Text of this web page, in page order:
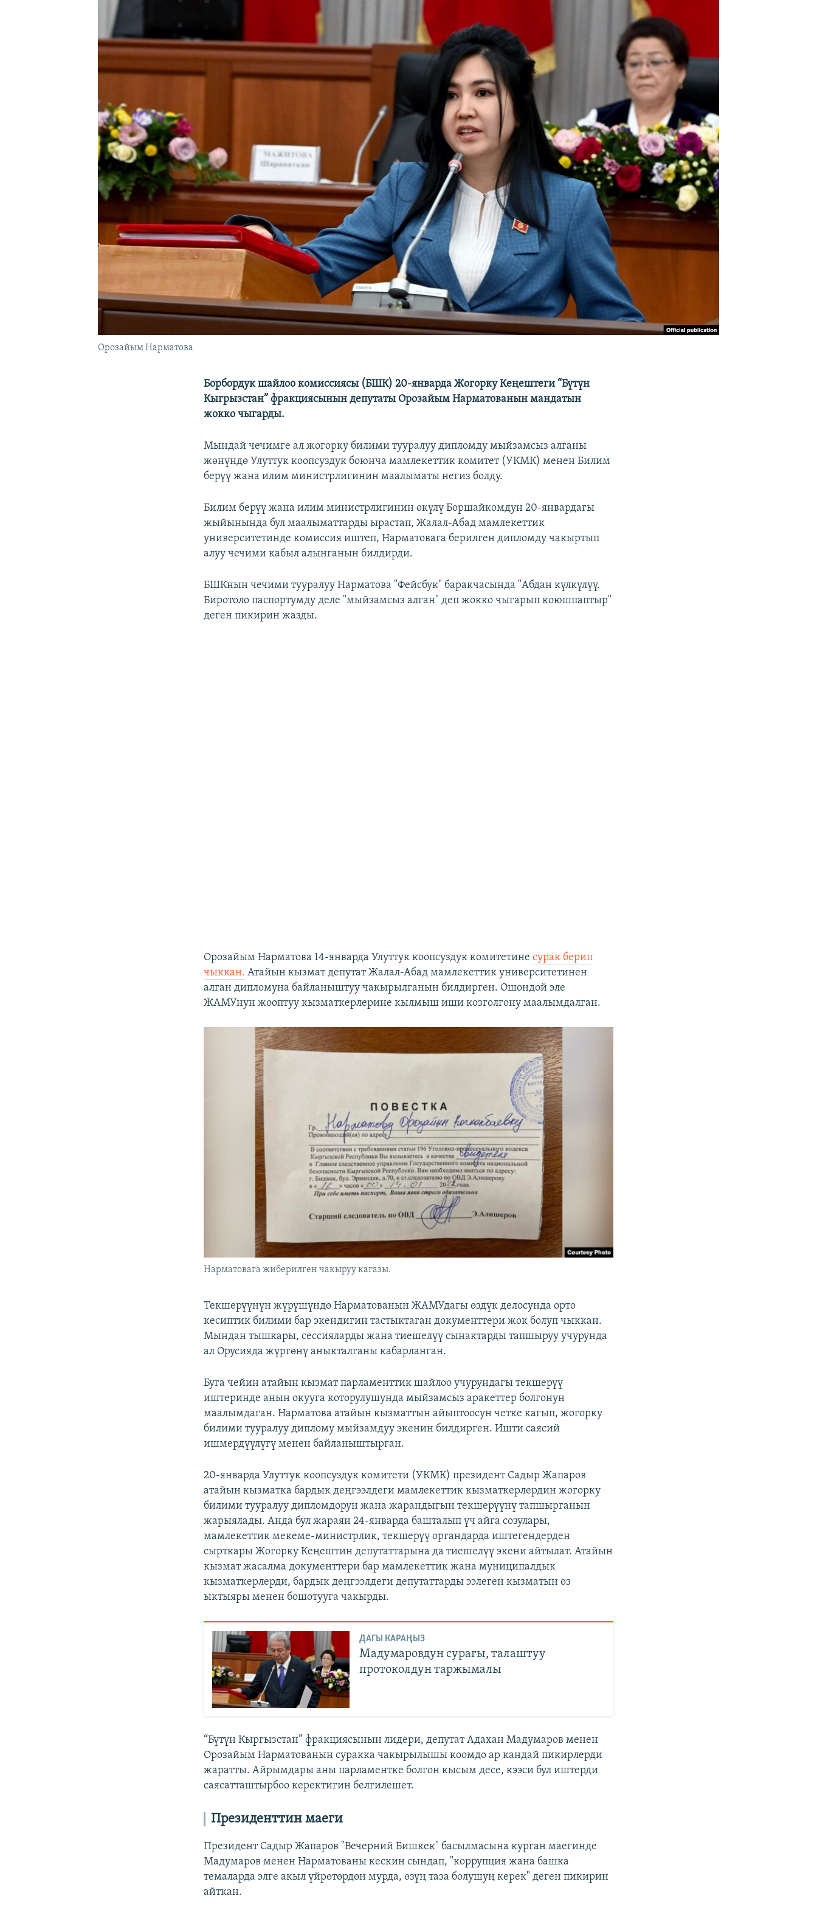
ЫҢГАЙСЫЗ СУРООЛОР
Орозайым Нарматова
Борбордук шайлоо комиссиясы (БШК) 20-январда Жогорку Кеңештеги “Бүтүн
Кыгрызстан” фракциясынын депутаты Орозайым Нарматованын мандатын
жокко чыгарды.
Мындай чечимге ал жогорку билими тууралуу дипломду мыйзамсыз алганы
жөнүндө Улуттук коопсуздук боюнча мамлекеттик комитет (УКМК) менен Билим
берүү жана илим министрлигинин маалыматы негиз болду.
Билим берүү жана илим министрлигинин өкүлү Боршайкомдун 20-январдагы
жыйынында бул маалыматтарды ырастап, Жалал-Абад мамлекеттик
университетинде комиссия иштеп, Нарматовага берилген дипломду чакыртып
алуу чечими кабыл алынганын билдирди.
БШКнын чечими тууралуу Нарматова "Фейсбук" баракчасында "Абдан күлкүлүү.
Биротоло паспортумду деле "мыйзамсыз алган" деп жокко чыгарып коюшпаптыр"
деген пикирин жазды.
Орозайым Нарматова 14-январда Улуттук коопсуздук комитетинесурак берип
чыккан. Атайын кызмат депутат Жалал-Абад мамлекеттик университетинен
алган дипломуна байланыштуу чакырылганын билдирген. Ошондой эле
ЖАМУнун жооптуу кызматкерлерине кылмыш иши козголгону маалымдалган.
Нарматовага жиберилген чакыруу кагазы.
Текшерүүнүн жүрүшүндө Нарматованын ЖАМУдагы өздүк делосунда орто
кесиптик билими бар экендигин тастыктаган документтери жок болуп чыккан.
Мындан тышкары, сессияларды жана тиешелүү сынактарды тапшыруу учурунда
ал Орусияда жүргөнү аныкталганы кабарланган.
Буга чейин атайын кызмат парламенттик шайлоо учурундагы текшерүү
иштеринде анын окууга которулушунда мыйзамсыз аракеттер болгонун
маалымдаган. Нарматова атайын кызматтын айыптоосун четке кагып, жогорку
билими тууралуу диплому мыйзамдуу экенин билдирген. Ишти саясий
ишмердүүлүгү менен байланыштырган.
20-январда Улуттук коопсуздук комитети (УКМК) президент Садыр Жапаров
атайын кызматка бардык деңгээлдеги мамлекеттик кызматкерлердин жогорку
билими тууралуу дипломдорун жана жарандыгын текшерүүнү тапшырганын
жарыялады. Анда бул жараян 24-январда башталып үч айга созулары,
мамлекеттик мекеме-министрлик, текшерүү органдарда иштегендерден
сырткары Жогорку Кеңештин депутаттарына да тиешелүү экени айтылат. Атайын
кызмат жасалма документтери бар мамлекеттик жана муниципалдык
кызматкерлерди, бардык деңгээлдеги депутаттарды ээлеген кызматын өз
ыктыяры менен бошотууга чакырды.
ДАГЫ КАРАҢЫЗ
Мадумаровдун сурагы, талаштуу
протоколдун таржымалы
“Бүтүн Кыргызстан” фракциясынын лидери, депутат Адахан Мадумаров менен
Орозайым Нарматованын суракка чакырылышы коомдо ар кандай пикирлерди
жаратты. Айрымдары аны парламентке болгон кысым десе, кээси бул иштерди
саясатташтырбоо керектигин белгилешет.
Президенттин маеги
Президент Садыр Жапаров "Вечерний Бишкек" басылмасына курган маегинде
Мадумаров менен Нарматованы кескин сындап, "коррупция жана башка
темаларда элге акыл үйрөтөрдөн мурда, өзүң таза болушуң керек" деген пикирин
айткан.